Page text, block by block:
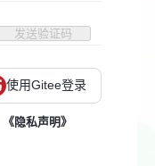
发送验证码
使用Gitee登录
《隐私声明》